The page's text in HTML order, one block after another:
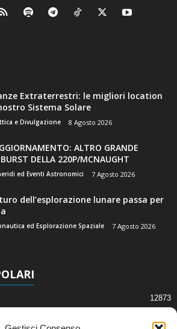
Extraterrestri: le migliori location
Sistema Solare
e Divulgazione 8 Agosto 2026
ALTRO GRANDE
DELLA 220P/MCNAUGHT
ed Eventi Astronomici 7 Agosto 2026
dell’esplorazione lunare passa per
ed Esplorazione Spaziale 7 Agosto 2026
12873